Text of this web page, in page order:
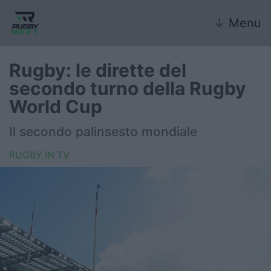
↓ Menu
Nazionale
Nazionali giovanili
Rugby Sevens
Internazionale
6 Nazioni
United Rugby Championship
Rugby: le dirette del
secondo turno della Rugby
World Cup
Il secondo palinsesto mondiale
RUGBY IN TV